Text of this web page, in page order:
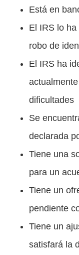
Está en
El IRS lo
robo de
El IRS ha
dificultades
Se
declarada
Tiene una
para un
Tiene un
pendiente
Tiene un
satisfará la